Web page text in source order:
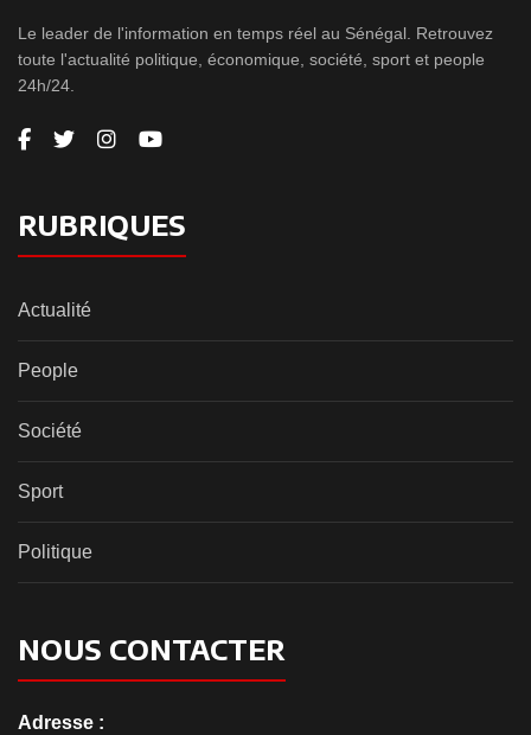
Le leader de l'information en temps réel au Sénégal. Retrouvez
toute l'actualité politique, économique, société, sport et people
24h/24.
RUBRIQUES
Actualité
People
Société
Sport
Politique
NOUS CONTACTER
Adresse :